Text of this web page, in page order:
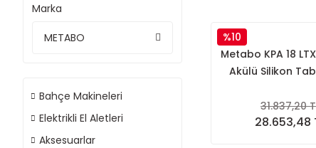
Marka
METABO
Bahçe Makineleri
Elektrikli El Aletleri
Aksesuarlar
%10
Metabo KPA 18
Akülü Silikon
31.837,20
28.653,48